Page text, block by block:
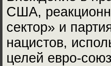
США,
сектор» и
нацистов,
целей евро-